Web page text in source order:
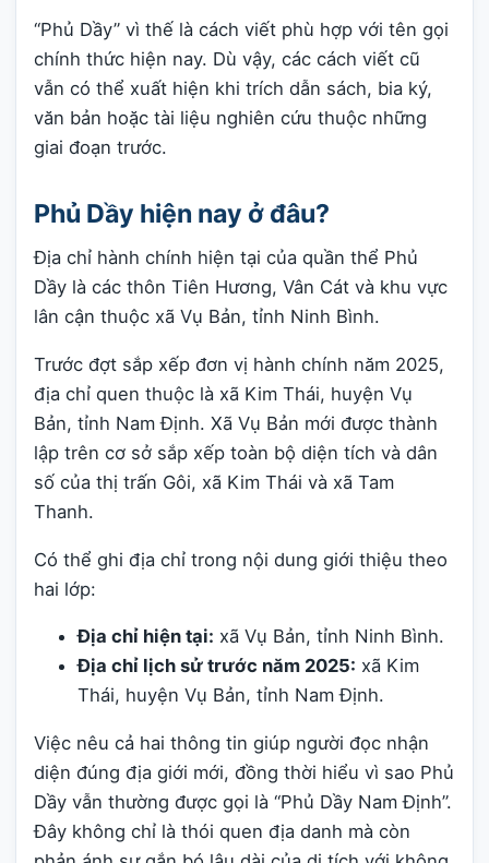
“Phủ Dầy” vì thế là cách viết phù hợp với tên gọi
chính thức hiện nay. Dù vậy, các cách viết cũ
vẫn có thể xuất hiện khi trích dẫn sách, bia ký,
văn bản hoặc tài liệu nghiên cứu thuộc những
giai đoạn trước.
Phủ Dầy hiện nay ở đâu?
Địa chỉ hành chính hiện tại của quần thể Phủ
Dầy là các thôn Tiên Hương, Vân Cát và khu vực
lân cận thuộc xã Vụ Bản, tỉnh Ninh Bình.
Trước đợt sắp xếp đơn vị hành chính năm 2025,
địa chỉ quen thuộc là xã Kim Thái, huyện Vụ
Bản, tỉnh Nam Định. Xã Vụ Bản mới được thành
lập trên cơ sở sắp xếp toàn bộ diện tích và dân
số của thị trấn Gôi, xã Kim Thái và xã Tam
Thanh.
Có thể ghi địa chỉ trong nội dung giới thiệu theo
hai lớp:
Địa chỉ hiện tại: xã Vụ Bản, tỉnh Ninh Bình.
Địa chỉ lịch sử trước năm 2025: xã Kim
Thái, huyện Vụ Bản, tỉnh Nam Định.
Việc nêu cả hai thông tin giúp người đọc nhận
diện đúng địa giới mới, đồng thời hiểu vì sao Phủ
Dầy vẫn thường được gọi là “Phủ Dầy Nam Định”.
Đây không chỉ là thói quen địa danh mà còn